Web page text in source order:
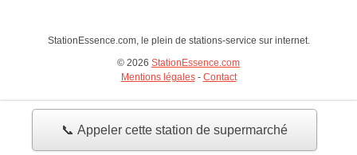
📞 Appeler cette station de supermarché
StationEssence.com, le plein de stations-service sur internet.
© 2026 StationEssence.com
Mentions légales- Contact